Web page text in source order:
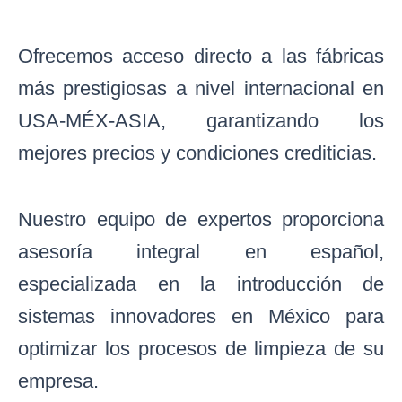
Ofrecemos acceso directo a las fábricas
más prestigiosas a nivel internacional en
USA-MÉX-ASIA, garantizando los
mejores precios y condiciones crediticias.
Nuestro equipo de expertos proporciona
asesoría integral en español,
especializada en la introducción de
sistemas innovadores en México para
optimizar los procesos de limpieza de su
empresa.